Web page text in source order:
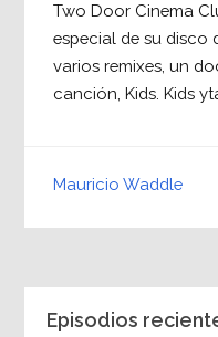
Two Door Cinema
especial de su disco
varios remixes, un
canción, Kids. Kids
Mauricio Waddle
Episodios